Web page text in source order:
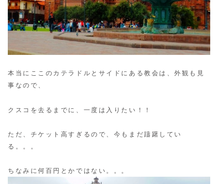
本当にここのカテラドルとサイドにある教会は、外観も見
事なので、
クスコを去るまでに、一度は入りたい！！
ただ、チケット高すぎるので、今もまだ躊躇してい
る。。。
ちなみに何百円とかではない。。。